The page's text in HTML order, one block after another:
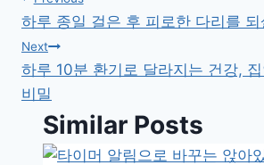
탐
색
하루 종일 걸은 후 피로한 다리를 되
Next
하루 10분 환기로 달라지는 건강,
비밀
Similar Posts